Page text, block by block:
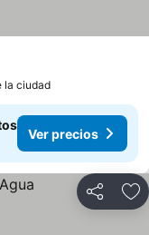
la ciudad
Ver precios
Compartir